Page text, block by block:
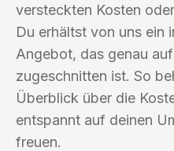
versteckten Kosten
Du erhältst von uns ein
Angebot, das genau
zugeschnitten ist. So
Überblick über die
entspannt auf deinen
freuen.